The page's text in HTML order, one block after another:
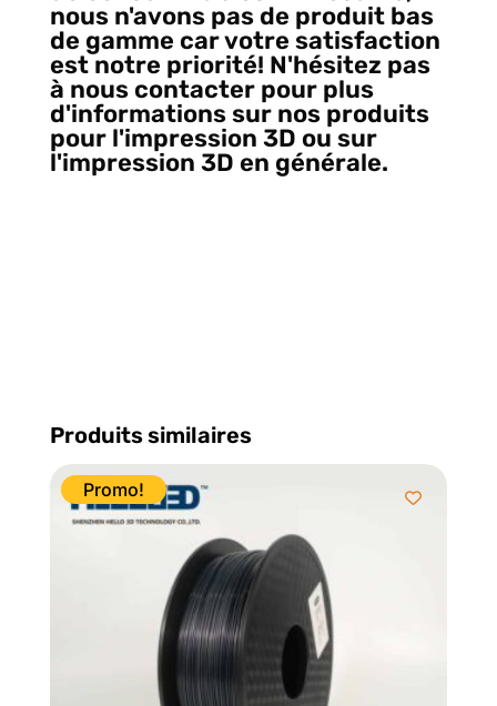
nous n'avons pas de produit bas
de gamme car votre satisfaction
est notre priorité! N'hésitez pas
à nous contacter pour plus
d'informations sur nos produits
pour l'impression 3D ou sur
l'impression 3D en générale.
Produits similaires
Promo!